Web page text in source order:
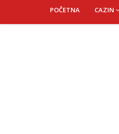
NAVIGATION
POČETNA CAZIN